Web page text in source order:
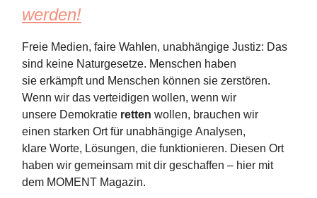
werden!
Freie Medien, faire Wahlen, unabhängige Justiz: Das
sind keine Naturgesetze. Menschen haben
sie erkämpft und Menschen können sie zerstören.
Wenn wir das verteidigen wollen, wenn wir
unsere Demokratie retten wollen, brauchen wir
einen starken Ort für unabhängige Analysen,
klare Worte, Lösungen, die funktionieren. Diesen Ort
haben wir gemeinsam mit dir geschaffen – hier mit
dem MOMENT Magazin.